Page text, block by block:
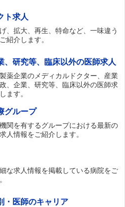
ト求人
、拡大、再生、特命など、一味違う
紹介します。
、研究等、臨床以外の医師求人
薬企業のメディカルドクター、産業
、企業、研究等、臨床以外の医師求
ます。
グループ
関を有するグループにおける最新の
人情報をご紹介します。
な求人情報を掲載している病院をご
・医師のキャリア